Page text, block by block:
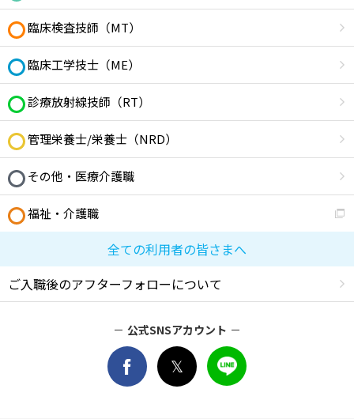
臨床検査技師（MT）
臨床工学技士（ME）
診療放射線技師（RT）
管理栄養士/栄養士（NRD）
その他・医療介護職
福祉・介護職
全ての利用者の皆さまへ
ご入職後のアフターフォローについて
公式SNSアカウント